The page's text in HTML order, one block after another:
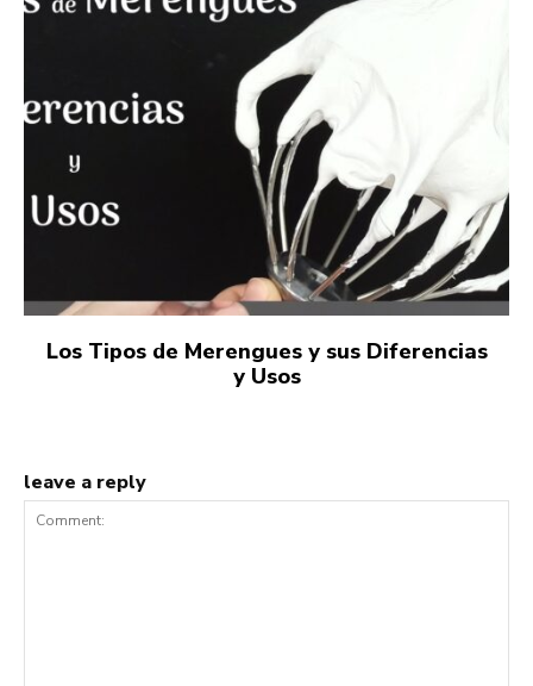
Los Tipos de Merengues y sus Diferencias
y Usos
leave a reply